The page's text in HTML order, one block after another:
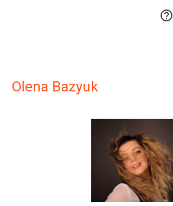

Olena Bazyuk